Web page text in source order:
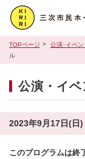
TOPページ 公演･イベン
ル
公演・イベ
2023年9月17日(日)
このプログラムは終